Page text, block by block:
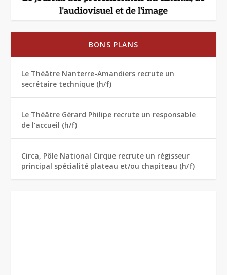
BONS PLANS
Le Théâtre Nanterre-Amandiers recrute un
secrétaire technique (h/f)
Le Théâtre Gérard Philipe recrute un responsable
de l’accueil (h/f)
Circa, Pôle National Cirque recrute un régisseur
principal spécialité plateau et/ou chapiteau (h/f)